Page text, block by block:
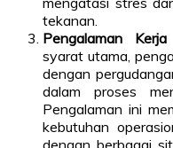
tekanan.
Pengalaman Kerja
syarat utama,
dengan
dalam proses
Pengalaman ini
kebutuhan